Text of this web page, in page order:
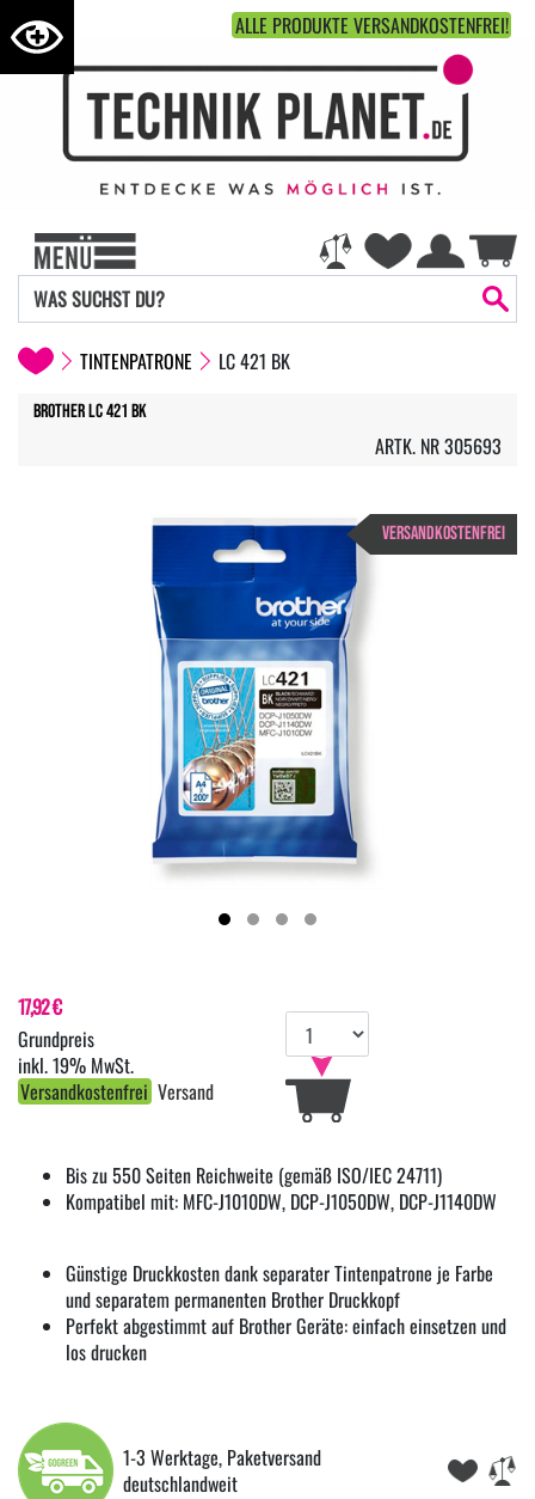
ALLE PRODUKTE VERSANDKOSTENFREI!
TINTENPATRONE LC 421 BK
Brother LC 421 BK
ARTK. NR 305693
VERSANDKOSTENFREI
Bis zu 550 Seiten Reichweite (gemäß ISO/IEC 24711)
Kompatibel mit: MFC-J1010DW, DCP-J1050DW, DCP-J1140DW
Günstige Druckkosten dank separater Tintenpatrone je Farbe
und separatem permanenten Brother Druckkopf
Perfekt abgestimmt auf Brother Geräte: einfach einsetzen und
los drucken
1-3 Werktage, Paketversand
deutschlandweit
17,92 €
inkl. 19% MwSt.
Versandkostenfrei Versand